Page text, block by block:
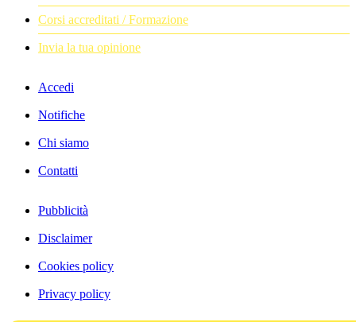
Corsi accreditati / Formazione
Invia la tua opinione
Accedi
Notifiche
Chi siamo
Contatti
Pubblicità
Disclaimer
Cookies policy
Privacy policy